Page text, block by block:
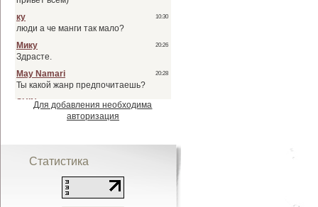
Для добавления необходима
авторизация
Статистика